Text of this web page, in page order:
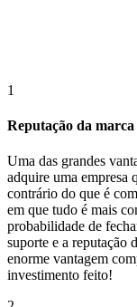
1
Reputação da
Uma das grandes
adquire uma empresa
contrário do que é
em que tudo é mais
probabilidade de
suporte e a reputação
enorme vantagem
investimento feito!